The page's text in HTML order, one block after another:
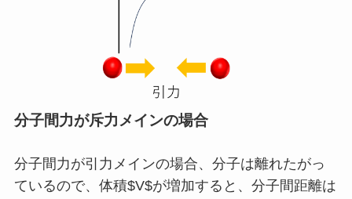
分子間力が斥力メインの場合
分子間力が引力メインの場合、分子は離れたがっ
ているので、体積$V$が増加すると、分子間距離は